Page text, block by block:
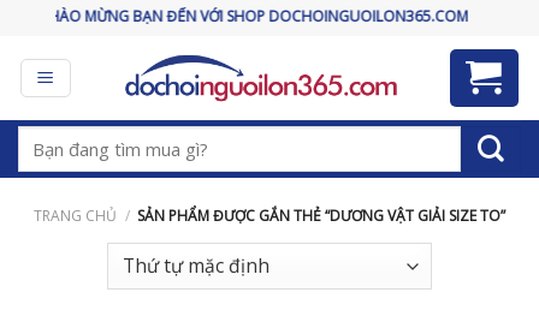
content
CHÀO MỪNG BẠN ĐẾN VỚI SHOP DOCHOINGUOILON365.COM
Tìm
kiếm:
TRANG CHỦ / SẢN PHẨM ĐƯỢC GẮN THẺ “DƯƠNG VẬT GIẢI SIZE TO”